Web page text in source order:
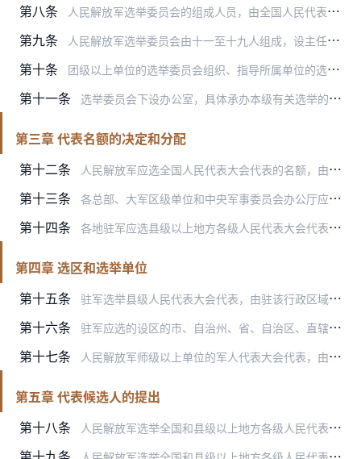
第八条
人民解放军选举委员会的组成人员，由全国人民代表大会常务委员会批准。其他各级选举委员会的组成人员，由上一级选举委员会批准。
第九条 人民解放军选举委员会由十一至十九人组成，设主任一人，副主任一至三人，委员若干人。其他各级选举委员会由七至十七人组成，设主任一人，副主任一至二人，委员若干人。
第十条 团级以上单位的选举委员会组织、指导所属单位的选举，办理下列事项：
第十一条 选举委员会下设办公室，具体承办本级有关选举的日常工作。
第三章 代表名额的决定和分配
第十二条
人民解放军应选全国人民代表大会代表的名额，由全国人民代表大会常务委员会决定。
第十三条 各总部、大军区级单位和中央军事委员会办公厅应选全国人民代表大会代表的名额，由人民解放军选举委员会分配。
第十四条 各地驻军应选县级以上地方各级人民代表大会代表的名额，由驻地各该级人民代表大会常务委员会决定。
第四章 选区和选举单位
第十五条
驻军选举县级人民代表大会代表，由驻该行政区域的现役军人和参加军队选举的其他人员按选区直接选举产生。选区按该行政区域内驻军各单位的分布情况划分。
第十六条 驻军应选的设区的市、自治州、省、自治区、直辖市人民代表大会代表，由团级以上单位召开军人代表大会选举产生。
第十七条 人民解放军师级以上单位的军人代表大会代表，由下级军人代表大会选举产生。下级单位不召开军人代表大会的，由军人大会选举产生。
第五章 代表候选人的提出
第十八条
人民解放军选举全国和县级以上地方各级人民代表大会代表，候选人按选区或者选举单位提名产生。